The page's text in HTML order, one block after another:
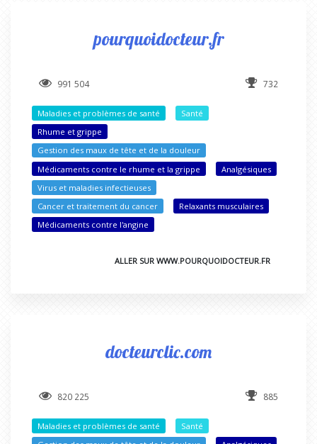
pourquoidocteur.fr
991 504 732
Maladies et problèmes de santé
Santé
Rhume et grippe
Gestion des maux de tête et de la douleur
Médicaments contre le rhume et la grippe
Analgésiques
Virus et maladies infectieuses
Cancer et traitement du cancer
Relaxants musculaires
Médicaments contre l'angine
ALLER SUR WWW.POURQUOIDOCTEUR.FR
docteurclic.com
820 225 885
Maladies et problèmes de santé
Santé